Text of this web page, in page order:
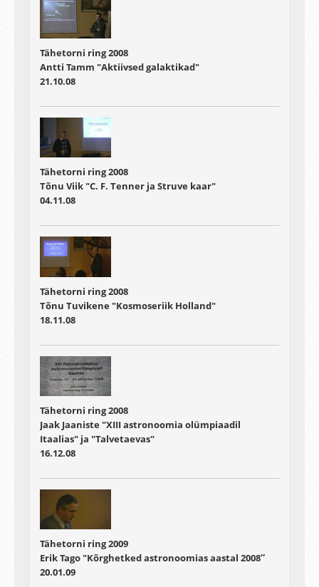
Tähetorni ring 2008
Antti Tamm "Aktiivsed galaktikad"
21.10.08
Tähetorni ring 2008
Tõnu Viik "C. F. Tenner ja Struve kaar"
04.11.08
Tähetorni ring 2008
Tõnu Tuvikene "Kosmoseriik Holland"
18.11.08
Tähetorni ring 2008
Jaak Jaaniste "XIII astronoomia olümpiaadil
Itaalias" ja "Talvetaevas"
16.12.08
Tähetorni ring 2009
Erik Tago "Kõrghetked astronoomias aastal 2008″
20.01.09